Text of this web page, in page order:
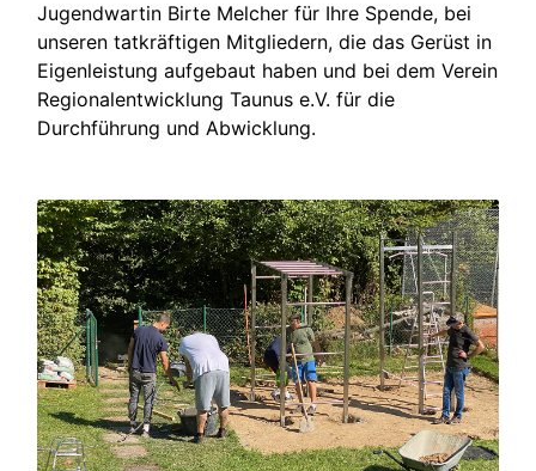
Jugendwartin Birte Melcher für Ihre Spende, bei
unseren tatkräftigen Mitgliedern, die das Gerüst in
Eigenleistung aufgebaut haben und bei dem Verein
Regionalentwicklung Taunus e.V. für die
Durchführung und Abwicklung.